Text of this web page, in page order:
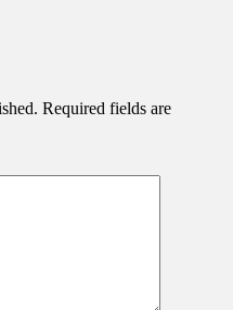
Required fields are